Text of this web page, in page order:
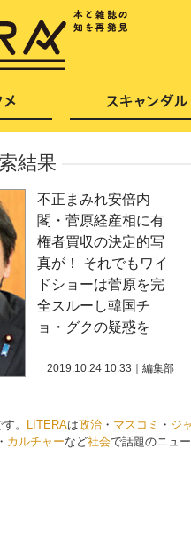
結果
不正まみれ安倍内
閣・菅原経産相に有
権者買収の決定的写
真が！ それでもワイ
ドショーは菅原を完
全スルーし韓国チ
ョ・グクの疑惑を
2019.10.24 10:33 編集部
。 LITERAは政治 ・ マスコミ ・ ジ
・ カルチャーなど社会で話題のニュ